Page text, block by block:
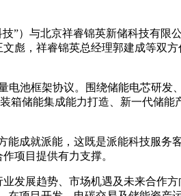
”）与北京祥睿锦英新储科技有
彪，祥睿锦英总经理郭建成等双
电池框架协议。围绕储能电芯研
箱储能集成能力打造、新一代储
成就派能，这既是派能科技服
项目提供有力支撑。
发展趋势、市场机遇及未来合作